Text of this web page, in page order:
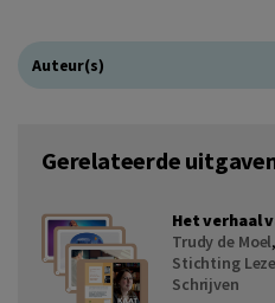
Auteur(s)
Gerelateerde
Het verhaal
Trudy de Moel,
Stichting
Schrijven